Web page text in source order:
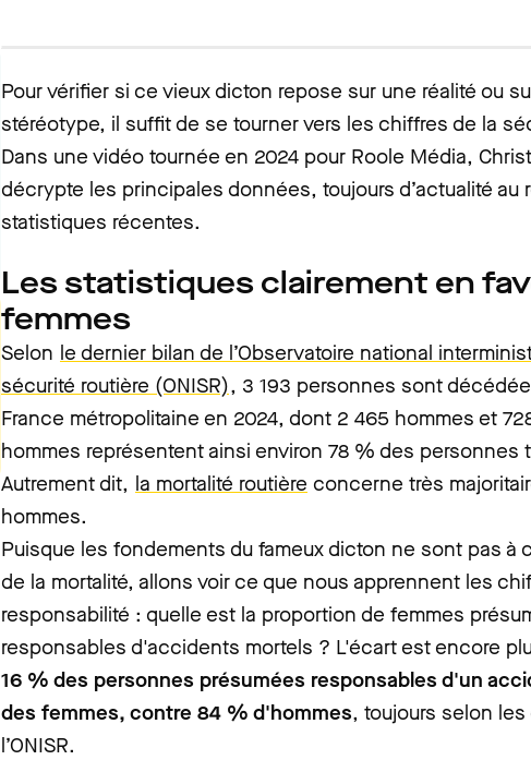
Pour vérifier si ce vieux dicton repose sur une réalité ou
stéréotype, il suffit de se tourner vers les chiffres de la
Dans une vidéo tournée en 2024 pour Roole Média,
décrypte les principales données, toujours d’actualité au
statistiques récentes.
Les statistiques clairement en
femmes
Selon le dernier bilan de l’Observatoire national
sécurité routière (ONISR), 3 193 personnes sont
France métropolitaine en 2024, dont 2 465 hommes et
hommes représentent ainsi environ 78 % des personnes
Autrement dit, la mortalité routière concerne très
hommes.
Puisque les fondements du fameux dicton ne sont pas à
de la mortalité, allons voir ce que nous apprennent les
responsabilité : quelle est la proportion de femmes
responsables d'accidents mortels ? L'écart est encore
16 % des personnes présumées responsables d'un
des femmes, contre 84 % d'hommes, toujours selon
l’ONISR.